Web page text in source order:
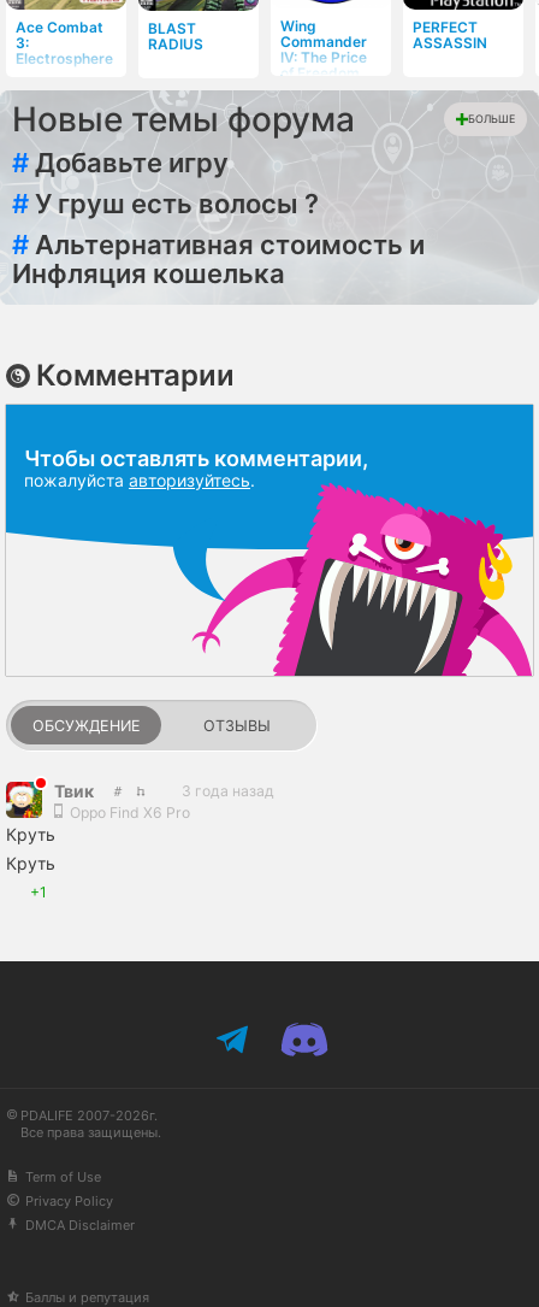
Ace Combat
3:
Electrosphere
BLAST
RADIUS
Wing
Commander
IV: The Price
of Freedom
PERFECT
ASSASSIN
Новые темы форума БОЛЬШЕ
#Добавьте игру
#У груш есть волосы ?
# Альтернативная стоимость и
Инфляция кошелька
Комментарии
Чтобы оставлять комментарии,
пожалуйста авторизуйтесь.
ОБСУЖДЕНИЕ ОТЗЫВЫ
Твик
3 года назад
Oppo Find X6 Pro
Круть
Круть
+1
PDALIFE 2007-2026г.
Все права защищены.
Term of Use
Privacy Policy
DMCA Disclaimer
Баллы и репутация